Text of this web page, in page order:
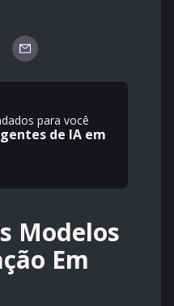
para você
de IA em
Modelos
Em